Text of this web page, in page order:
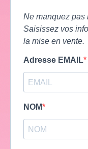
Ne manquez pas
Saisissez vos
la mise en vente.
Adresse EMAIL
NOM